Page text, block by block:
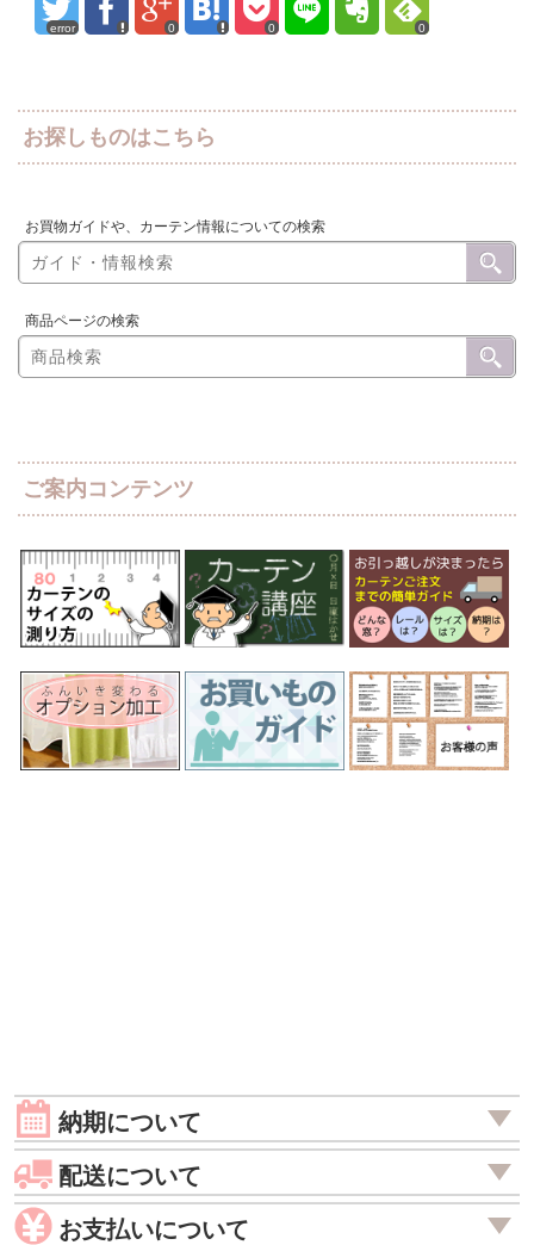
error 0 0 0
お探しものはこちら
お買物ガイドや、カーテン情報についての検索
商品ページの検索
ご案内コンテンツ
納期について
配送について
お支払いについて